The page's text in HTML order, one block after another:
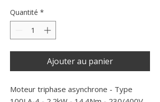
Quantité *
Ajouter au panier
Moteur triphase asynchrone - Type